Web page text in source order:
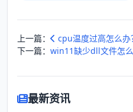
上一篇：
cpu温度过高怎么
下一篇： win11缺少dll文件怎
最新资讯